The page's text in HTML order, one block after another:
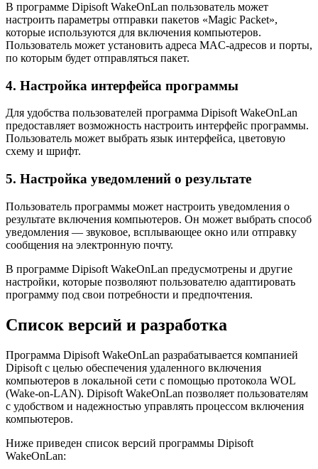
В программе Dipisoft WakeOnLan пользователь может
настроить параметры отправки пакетов «Magic Packet»,
которые используются для включения компьютеров.
Пользователь может установить адреса MAC-адресов и порты,
по которым будет отправляться пакет.
4. Настройка интерфейса программы
Для удобства пользователей программа Dipisoft WakeOnLan
предоставляет возможность настроить интерфейс программы.
Пользователь может выбрать язык интерфейса, цветовую
схему и шрифт.
5. Настройка уведомлений о результате
Пользователь программы может настроить уведомления о
результате включения компьютеров. Он может выбрать способ
уведомления — звуковое, всплывающее окно или отправку
сообщения на электронную почту.
В программе Dipisoft WakeOnLan предусмотрены и другие
настройки, которые позволяют пользователю адаптировать
программу под свои потребности и предпочтения.
Список версий и разработка
Программа Dipisoft WakeOnLan разрабатывается компанией
Dipisoft с целью обеспечения удаленного включения
компьютеров в локальной сети с помощью протокола WOL
(Wake-on-LAN). Dipisoft WakeOnLan позволяет пользователям
с удобством и надежностью управлять процессом включения
компьютеров.
Ниже приведен список версий программы Dipisoft
WakeOnLan: